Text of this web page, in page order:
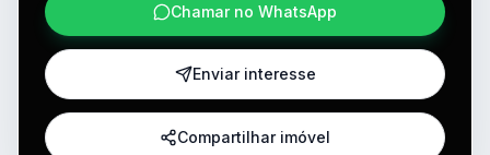
Chamar no WhatsApp
Enviar interesse
Compartilhar imóvel